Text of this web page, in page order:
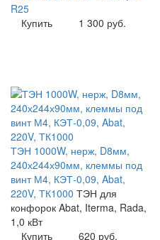
R25
Купить
1 300 руб.
ТЭН 1000W, нерж, D8мм,
240х244х90мм, клеммы под
винт М4, КЭТ-0,09, Abat,
220V, ТК1000 ТЭН для
конфорок Abat, Iterma, Rada,
1,0 кВт
Купить
620 руб.